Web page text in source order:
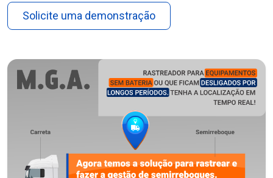
Solicite uma demonstração